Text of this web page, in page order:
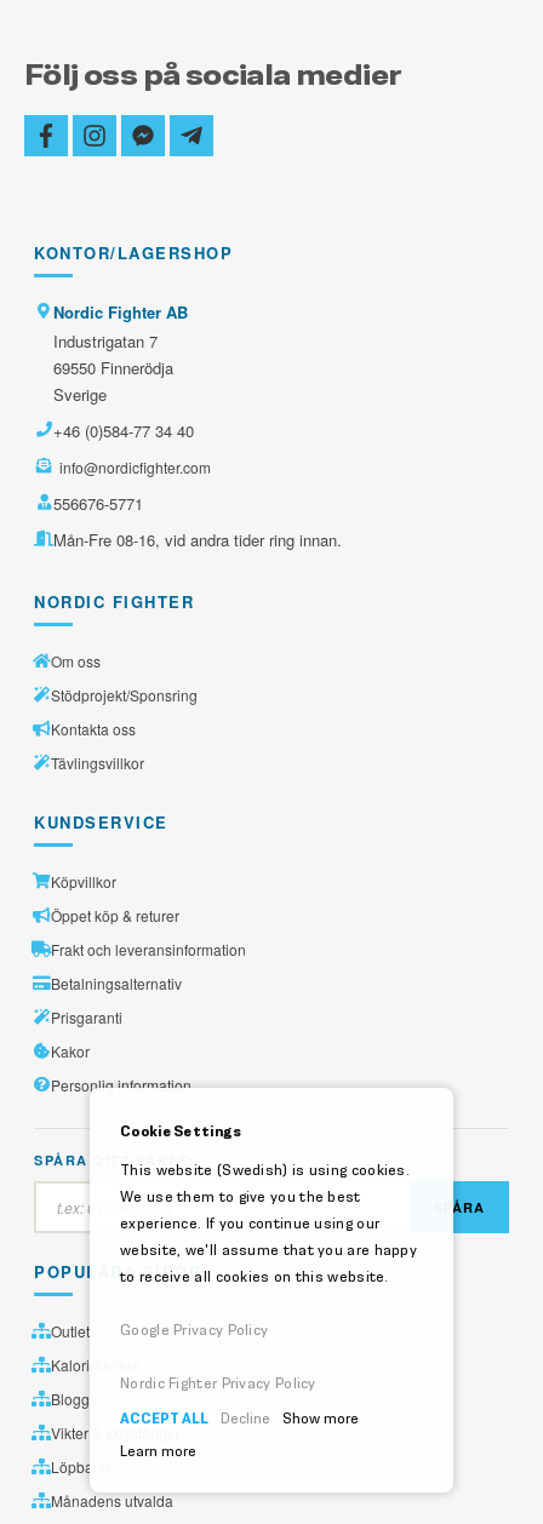
Följ oss på sociala medier
facebookinstagram
facebook-
messenger
telegram-
plane
KONTOR/LAGERSHOP
Nordic Fighter AB
Industrigatan 7
69550 Finnerödja
Sverige
+46 (0)584-77 34 40
info@nordicfighter.com
556676-5771
Mån-Fre 08-16, vid andra tider ring innan.
NORDIC FIGHTER
Om oss
Stödprojekt/Sponsring
Kontakta oss
Tävlingsvillkor
KUNDSERVICE
Köpvillkor
Öppet köp & returer
Frakt och leveransinformation
Betalningsalternativ
Prisgaranti
Kakor
Personlig information
SPÅRA DITT PAKET:
SPÅRA
POPULÄRA SIDOR
Outlet
Kaloriräknare
Blogg
Vikter & skivstänger
Löpband
Månadens utvalda
Cookie Settings
This website (Swedish) is using cookies.
We use them to give you the best
experience. If you continue using our
website, we'll assume that you are happy
to receive all cookies on this website.
Google Privacy Policy
Nordic Fighter Privacy Policy
ACCEPT ALL
Decline
Show more
Learn more